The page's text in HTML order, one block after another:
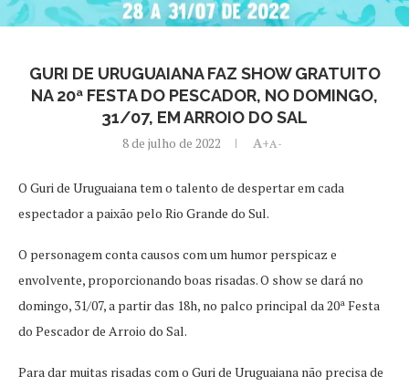
GURI DE URUGUAIANA FAZ SHOW GRATUITO
NA 20ª FESTA DO PESCADOR, NO DOMINGO,
31/07, EM ARROIO DO SAL
8 de julho de 2022 A+A-
O Guri de Uruguaiana tem o talento de despertar em cada
espectador a paixão pelo Rio Grande do Sul.
O personagem conta causos com um humor perspicaz e
envolvente, proporcionando boas risadas. O show se dará no
domingo, 31/07, a partir das 18h, no palco principal da 20ª Festa
do Pescador de Arroio do Sal.
Para dar muitas risadas com o Guri de Uruguaiana não precisa de